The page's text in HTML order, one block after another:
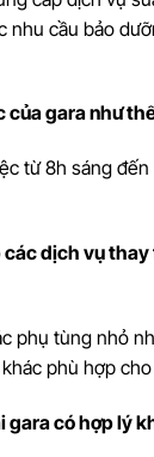
nhu cầu bảo
của gara như
từ 8h sáng
các dịch vụ
phụ tùng nhỏ
phù hợp
gara có hợp lý